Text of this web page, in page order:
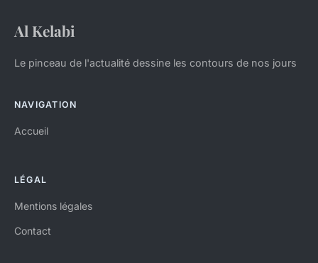
Al Kelabi
Le pinceau de l'actualité dessine les contours de nos jours
NAVIGATION
Accueil
LÉGAL
Mentions légales
Contact